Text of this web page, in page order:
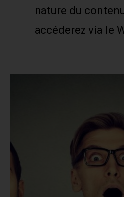
nature du
accéderez via le